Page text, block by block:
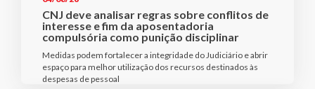
CNJ deve analisar regras sobre conflitos de
interesse e fim da aposentadoria
compulsória como punição disciplinar
Medidas podem fortalecer a integridade do Judiciário e abrir
espaço para melhor utilização dos recursos destinados às
despesas de pessoal